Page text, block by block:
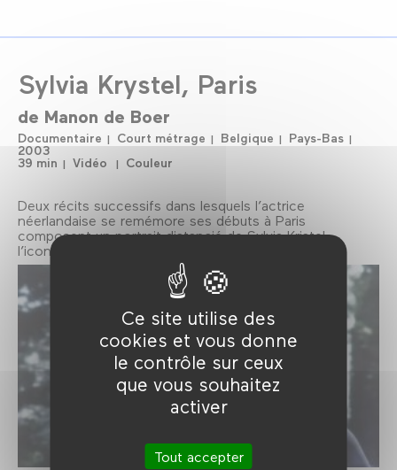
Ce site utilise des
cookies et vous donne
le contrôle sur ceux
que vous souhaitez
activer
Tout accepter
Sylvia Krystel, Paris
de Manon de Boer
Documentaire Court métrage Belgique
Pays-Bas
2003
39 min
Vidéo Couleur
Deux récits successifs dans lesquels l’actrice
néerlandaise se remémore ses débuts à Paris
composent un portrait distancié de Sylvia Kristel,
l’iconique interprète du film